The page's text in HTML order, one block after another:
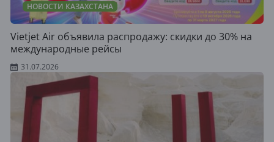
НОВОСТИ КАЗАХСТАНА
Vietjet Air объявила распродажу: скидки до 30% на
международные рейсы
31.07.2026